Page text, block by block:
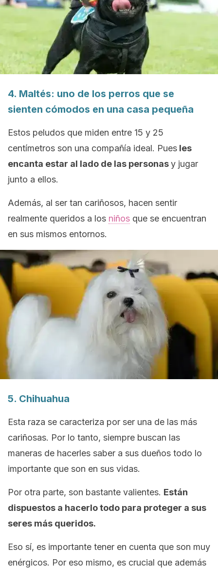
4. Maltés: uno de los perros que se
sienten cómodos en una casa pequeña
Estos peludos que miden entre 15 y 25
centímetros son una compañía ideal. Pues les
encanta estar al lado de las personasy jugar
junto a ellos.
Además, al ser tan cariñosos, hacen sentir
realmente queridos a los niños que se encuentran
en sus mismos entornos.
5. Chihuahua
Esta raza se caracteriza por ser una de las más
cariñosas. Por lo tanto, siempre buscan las
maneras de hacerles saber a sus dueños todo lo
importante que son en sus vidas.
Por otra parte, son bastante valientes. Están
dispuestos a hacerlo todo para proteger a sus
seres más queridos.
Eso sí, es importante tener en cuenta que son muy
enérgicos. Por eso mismo, es crucial que además